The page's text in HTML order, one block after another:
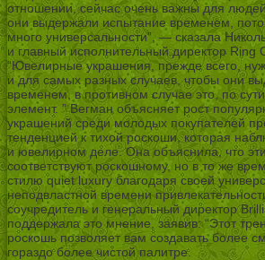
отношении, сейчас очень важны для
они выдержали испытание временем,
много универсальности”, — сказала
и главный исполнительный директор Ring
“Ювелирные украшения, прежде всего,
и для самых разных случаев, чтобы они
временем, в противном случае это, по
элемент. ” Вегман объясняет рост
украшений среди молодых покупателей
тенденцией к тихой роскоши, которая
и ювелирном деле. Она объяснила, что
соответствуют роскошному, но в то же
стилю quiet luxury благодаря своей
неподвластной времени
соучредитель и генеральный директор
поддержала это мнение, заявив: “Этот
роскошь позволяет вам создавать более
гораздо более чистой палитре.